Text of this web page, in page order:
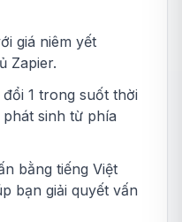
giá niêm yết
Zapier.
1 trong suốt thời
sinh từ phía
bằng tiếng Việt
bạn giải quyết vấn